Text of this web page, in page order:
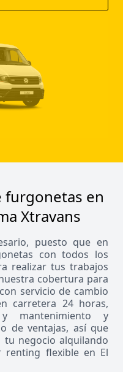
furgonetas en
Xtravans
puesto que en
con todos los
realizar tus trabajos
cobertura para
servicio de cambio
carretera 24 horas,
mantenimiento y
de ventajas, así que
negocio alquilando
flexible en El